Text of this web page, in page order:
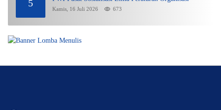
5
Kamis, 16 Juli 2026 673